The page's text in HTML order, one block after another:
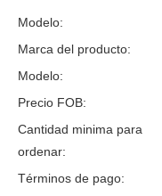
Modelo:
Marca del producto:
Modelo:
Precio FOB:
Cantidad minima para
ordenar:
Términos de pago: